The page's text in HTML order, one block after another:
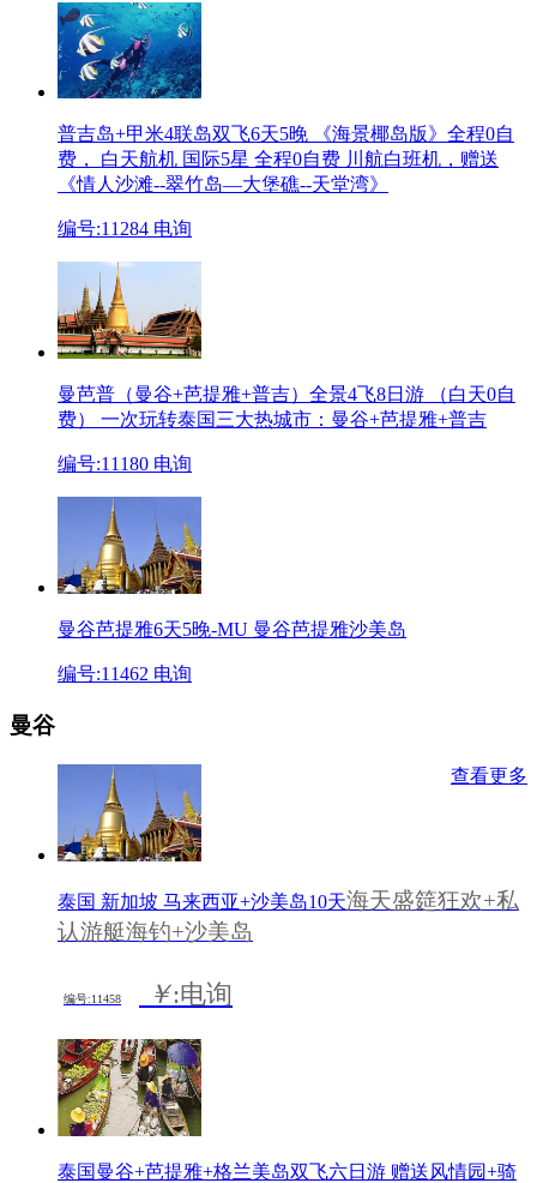
普吉岛+甲米4联岛双飞6天5晚 《海景椰岛版》全程0自
费， 白天航机 国际5星 全程0自费 川航白班机，赠送
《情人沙滩--翠竹岛—大堡礁--天堂湾》
编号:11284 电询
曼芭普（曼谷+芭提雅+普吉）全景4飞8日游 （白天0自
费） 一次玩转泰国三大热城市：曼谷+芭提雅+普吉
编号:11180 电询
曼谷芭提雅6天5晚-MU 曼谷芭提雅沙美岛
编号:11462 电询
曼谷
查看更多
泰国 新加坡 马来西亚+沙美岛10天海天盛筵狂欢+私
认游艇海钓+沙美岛
编号:11458 ￥:电询
泰国曼谷+芭提雅+格兰美岛双飞六日游 赠送风情园+骑